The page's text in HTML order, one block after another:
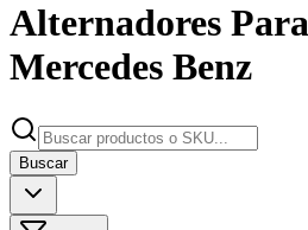
Alternadores
Mercedes Benz
Buscar